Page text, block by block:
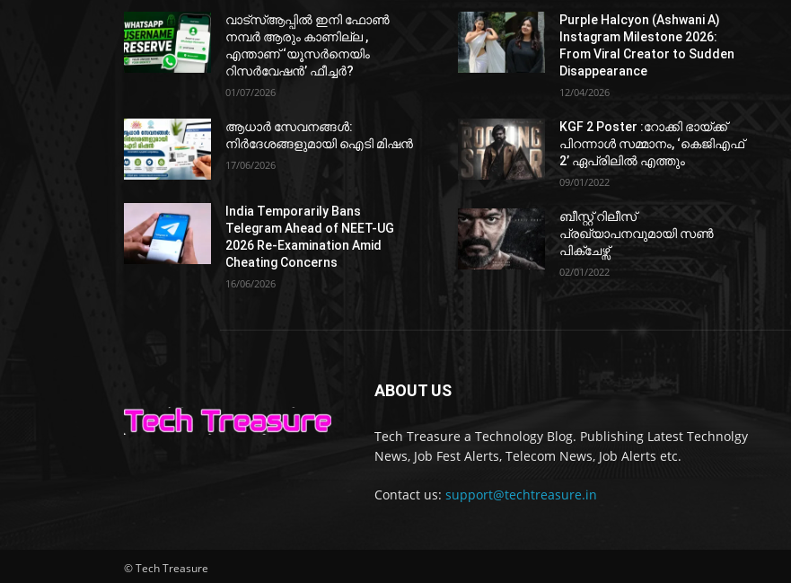
വാട്‌സ്ആപ്പിൽ ഇനി ഫോൺ
നമ്പർ ആരും കാണില്ല ,
എന്താണ് ‘യൂസർനെയിം
റിസർവേഷൻ’ ഫീച്ചർ?
01/07/2026
ആധാർ സേവനങ്ങൾ:
നിർദേശങ്ങളുമായി ഐടി മിഷൻ
17/06/2026
India Temporarily Bans
Telegram Ahead of NEET-UG
2026 Re-Examination Amid
Cheating Concerns
16/06/2026
Purple Halcyon (Ashwani A)
Instagram Milestone 2026:
From Viral Creator to Sudden
Disappearance
12/04/2026
KGF 2 Poster :റോക്കി ഭായ്ക്ക്
പിറന്നാൾ സമ്മാനം, ‘കെജിഎഫ്
2’ ഏപ്രിലിൽ എത്തും
09/01/2022
ബീസ്റ്റ് റിലീസ്
പ്രഖ്യാപനവുമായി സണ്‍
പിക്ചേഴ്സ്
02/01/2022
ABOUT US
Tech Treasure a Technology Blog. Publishing Latest Technolgy
News, Job Fest Alerts, Telecom News, Job Alerts etc.
Contact us: support@techtreasure.in
© Tech Treasure